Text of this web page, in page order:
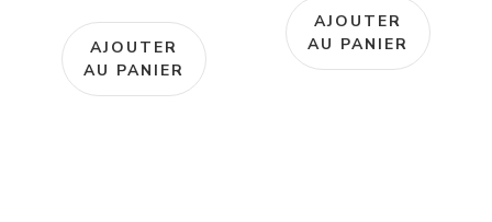
AJOUTER
AU PANIER
AJOUTER
AU PANIER